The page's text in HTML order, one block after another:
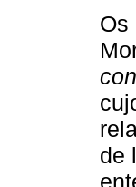
Os
de